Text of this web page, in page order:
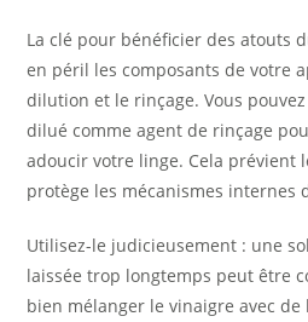
La clé pour bénéficier des atouts
en péril les composants de votre
dilution et le rinçage. Vous
dilué comme agent de rinçage
adoucir votre linge. Cela prévient
protège les mécanismes internes
Utilisez-le judicieusement : une
laissée trop longtemps peut être
bien mélanger le vinaigre avec de